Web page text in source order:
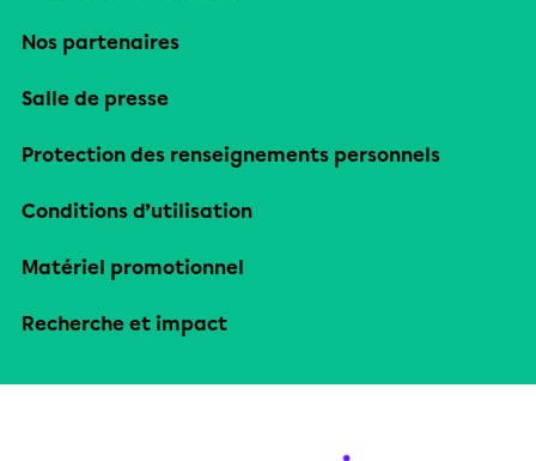
Nos partenaires
Salle de presse
Protection des renseignements personnels
Conditions d’utilisation
Matériel promotionnel
Recherche et impact